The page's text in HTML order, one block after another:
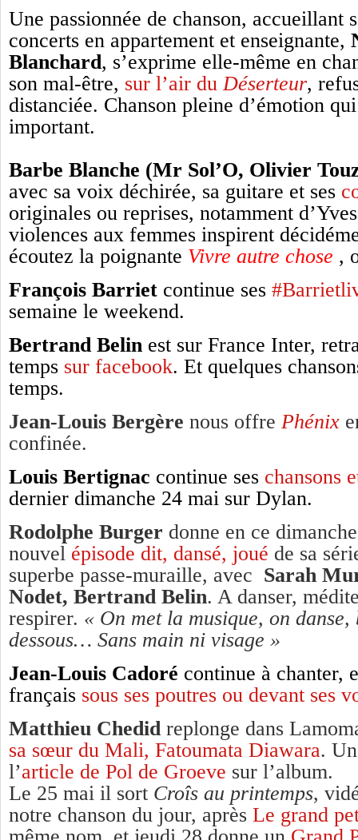
Une passionnée de chanson, accueillant
concerts en appartement et enseignante,
Blanchard, s’exprime elle-même en
son mal-être, sur l’air du Déserteur,
distanciée. Chanson pleine d’émotion
important.
Barbe Blanche (Mr Sol’O, Olivier
avec sa voix déchirée, sa guitare et ses
originales ou reprises, notamment
violences aux femmes inspirent
écoutez la poignante Vivre autre chose ,
François Barriet continue ses
semaine le weekend.
Bertrand Belin est sur France Inter,
temps sur facebook. Et quelques
temps.
Jean-Louis Bergère nous offre Phénix
confinée.
Louis Bertignac continue ses chansons
dernier dimanche 24 mai sur Dylan.
Rodolphe Burger donne en ce
nouvel épisode dit, dansé, joué de sa
superbe passe-muraille, avec Sarah
Nodet, Bertrand Belin. A danser,
respirer. « On met la musique, on danse,
dessous… Sans main ni visage »
Jean-Louis Cadoré continue à chanter,
français sous ses poutres ou devant ses
Matthieu Chedid replonge dans
sa sœur du Mali, Fatoumata Diawara.
l’article de Pol de Groeve sur l’album.
Le 25 mai il sort Croîs au printemps,
notre chanson du jour, après Le grand